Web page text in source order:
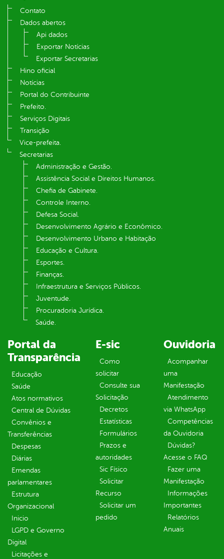
Contato
Dados abertos
Api dados
Exportar Notícias
Exportar Secretarias
Hino oficial
Notícias
Portal do Contribuinte
Prefeito.
Serviços Digitais
Transição
Vice-prefeita.
Secretarias
Administração e Gestão.
Assistência Social e Direitos Humanos.
Chefia de Gabinete.
Controle Interno.
Defesa Social.
Desenvolvimento Agrário e Econômico.
Desenvolvimento Urbano e Habitação
Educação e Cultura.
Esportes.
Finanças.
Infraestrutura e Serviços Públicos.
Juventude.
Procuradoria Jurídica.
Saúde.
Portal da
Transparência
Educação
Saúde
Atos normativos
Central de Dúvidas
Convênios e
Transferências
Despesas
Diárias
Emendas
parlamentares
Estrutura
Organizacional
Inicio
LGPD e Governo
Digital
Licitações e
E-sic
Como
solicitar
Consulte sua
Solicitação
Decretos
Estatísticas
Formulários
Prazos e
autoridades
Sic Físico
Solicitar
Recurso
Solicitar um
pedido
Ouvidoria
Acompanhar
uma
Manifestação
Atendimento
via WhatsApp
Competências
da Ouvidoria
Dúvidas?
Acesse o FAQ
Fazer uma
Manifestação
Informações
Importantes
Relatórios
Anuais